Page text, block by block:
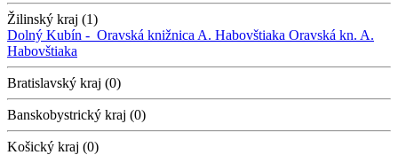
Žilinský kraj (1)
Dolný Kubín - Oravská knižnica A. Habovštiaka Oravská kn. A.
Habovštiaka
Bratislavský kraj (0)
Banskobystrický kraj (0)
Košický kraj (0)